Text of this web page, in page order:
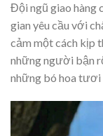
Đội ngũ giao hàng
gian yêu cầu với
cảm một cách kịp
những người bận
những bó hoa tươi